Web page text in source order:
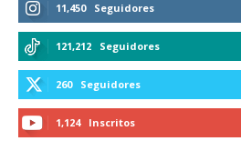
11,450 Seguidores
121,212 Seguidores
260 Seguidores
1,124 Inscritos